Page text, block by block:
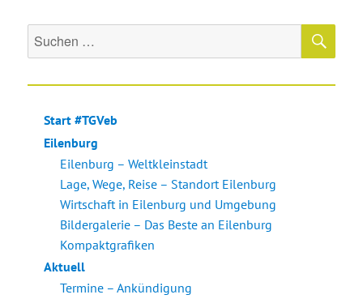
Suche
nach:
Start #TGVeb
Eilenburg
Eilenburg – Weltkleinstadt
Lage, Wege, Reise – Standort Eilenburg
Wirtschaft in Eilenburg und Umgebung
Bildergalerie – Das Beste an Eilenburg
Kompaktgrafiken
Aktuell
Termine – Ankündigung